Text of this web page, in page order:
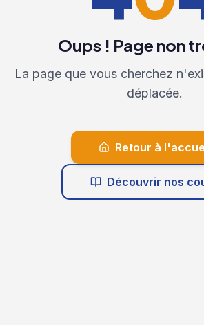
Oups ! Page non
La page que vous cherchez
déplacée.
Retour à
Découvrir nos